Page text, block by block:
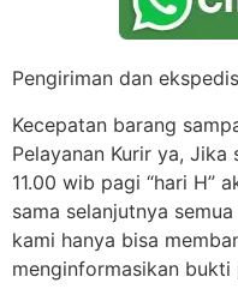
Pengiriman dan
Kecepatan barang
Pelayanan Kurir ya,
11.00 wib pagi “hari H”
sama selanjutnya
kami hanya bisa
menginformasikan bukti